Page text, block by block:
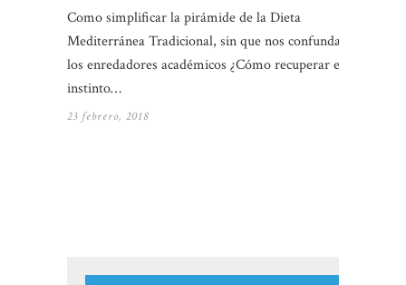
Como simplificar la pirámide de la Dieta
Mediterránea Tradicional, sin que nos confundan
los enredadores académicos ¿Cómo recuperar el
instinto…
23 febrero, 2018